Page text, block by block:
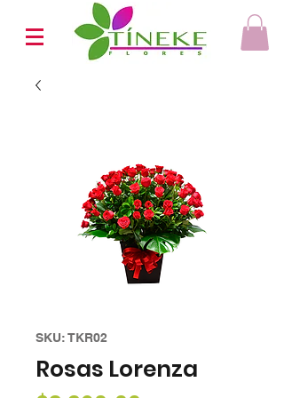
SKU: TKR02
Rosas Lorenza